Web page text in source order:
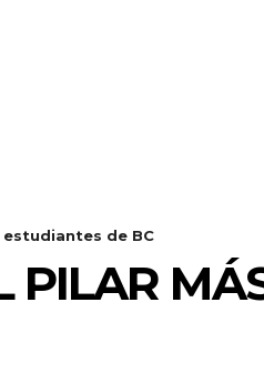
estudiantes de BC